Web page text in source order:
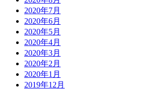
2020年7月
2020年6月
2020年5月
2020年4月
2020年3月
2020年2月
2020年1月
2019年12月